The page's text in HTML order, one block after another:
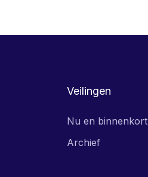
Veilingen
Nu en binnenkort
Archief